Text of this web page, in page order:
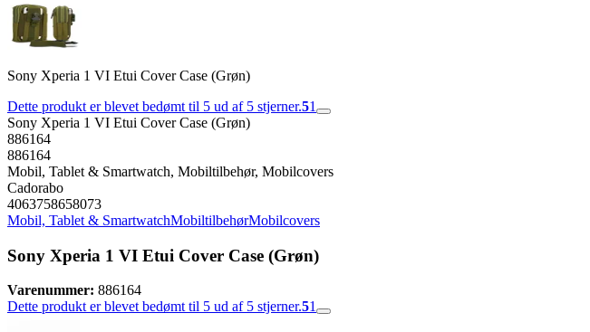
Sony Xperia 1 VI Etui Cover Case (Grøn)
Dette produkt er blevet bedømt til 5 ud af 5 stjerner.51
Sony Xperia 1 VI Etui Cover Case (Grøn)
886164
886164
Mobil, Tablet & Smartwatch, Mobiltilbehør, Mobilcovers
Cadorabo
4063758658073
Mobil, Tablet & SmartwatchMobiltilbehørMobilcovers
Sony Xperia 1 VI Etui Cover Case (Grøn)
Varenummer: 886164
Dette produkt er blevet bedømt til 5 ud af 5 stjerner.51